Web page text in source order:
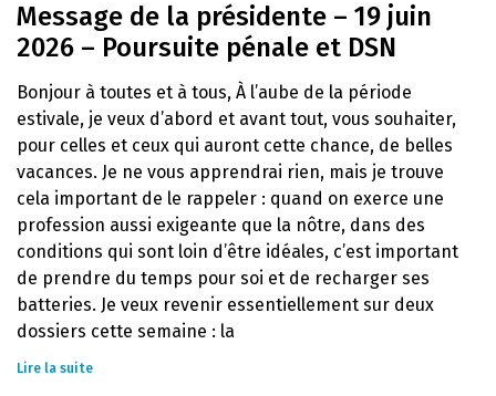
Message de la présidente – 19 juin
2026 – Poursuite pénale et DSN
Bonjour à toutes et à tous, À l’aube de la période
estivale, je veux d’abord et avant tout, vous souhaiter,
pour celles et ceux qui auront cette chance, de belles
vacances. Je ne vous apprendrai rien, mais je trouve
cela important de le rappeler : quand on exerce une
profession aussi exigeante que la nôtre, dans des
conditions qui sont loin d’être idéales, c’est important
de prendre du temps pour soi et de recharger ses
batteries. Je veux revenir essentiellement sur deux
dossiers cette semaine : la
Lire la suite